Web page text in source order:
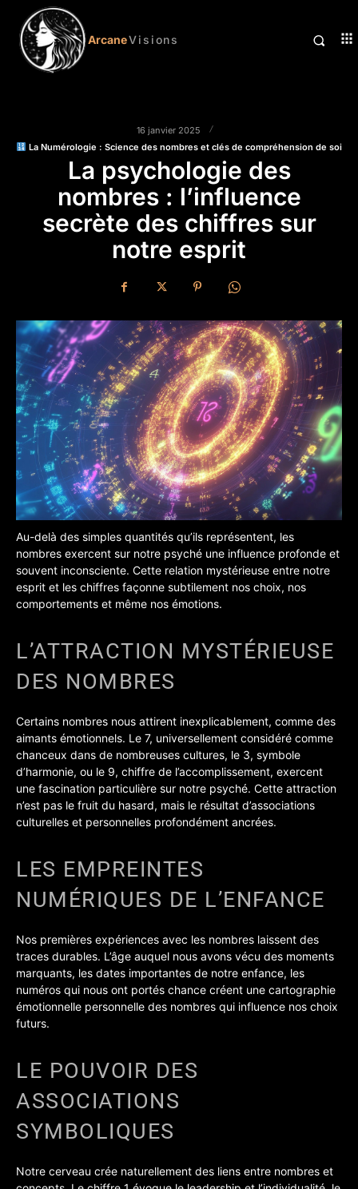
ArcaneVisions
16 janvier 2025
La Numérologie : Science des nombres et clés de compréhension de soi
La psychologie des
nombres : l’influence
secrète des chiffres sur
notre esprit
Au-delà des simples quantités qu’ils représentent, les
nombres exercent sur notre psyché une influence profonde et
souvent inconsciente. Cette relation mystérieuse entre notre
esprit et les chiffres façonne subtilement nos choix, nos
comportements et même nos émotions.
L’ATTRACTION MYSTÉRIEUSE
DES NOMBRES
Certains nombres nous attirent inexplicablement, comme des
aimants émotionnels. Le 7, universellement considéré comme
chanceux dans de nombreuses cultures, le 3, symbole
d’harmonie, ou le 9, chiffre de l’accomplissement, exercent
une fascination particulière sur notre psyché. Cette attraction
n’est pas le fruit du hasard, mais le résultat d’associations
culturelles et personnelles profondément ancrées.
LES EMPREINTES
NUMÉRIQUES DE L’ENFANCE
Nos premières expériences avec les nombres laissent des
traces durables. L’âge auquel nous avons vécu des moments
marquants, les dates importantes de notre enfance, les
numéros qui nous ont portés chance créent une cartographie
émotionnelle personnelle des nombres qui influence nos choix
futurs.
LE POUVOIR DES
ASSOCIATIONS
SYMBOLIQUES
Notre cerveau crée naturellement des liens entre nombres et